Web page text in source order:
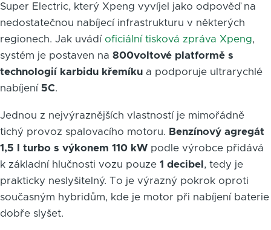
Super Electric, který Xpeng vyvíjel jako odpověď na
nedostatečnou nabíjecí infrastrukturu v některých
regionech. Jak uvádí oficiální tisková zpráva Xpeng,
systém je postaven na 800voltové platformě s
technologií karbidu křemíku a podporuje ultrarychlé
nabíjení 5C.
Jednou z nejvýraznějších vlastností je mimořádně
tichý provoz spalovacího motoru. Benzínový agregát
1,5 l turbo s výkonem 110 kW podle výrobce přidává
k základní hlučnosti vozu pouze 1 decibel , tedy je
prakticky neslyšitelný. To je výrazný pokrok oproti
současným hybridům, kde je motor při nabíjení baterie
dobře slyšet.